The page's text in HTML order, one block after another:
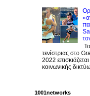
τενίστριας στο
2022
κοινωνικής
1001networks